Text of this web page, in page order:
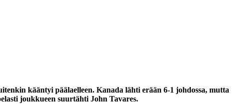
kääntyi päälaelleen. Kanada lähti erään 6-1 johdossa, mutta
joukkueen suurtähti John Tavares.